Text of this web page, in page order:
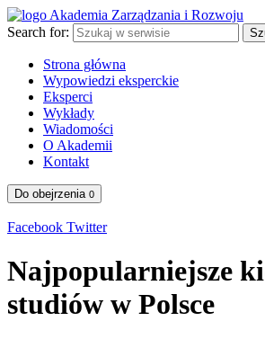
Search for:
Strona główna
Wypowiedzi eksperckie
Eksperci
Wykłady
Wiadomości
O Akademii
Kontakt
Do obejrzenia 0
Facebook Twitter
Najpopularniejsze
studiów w Polsce